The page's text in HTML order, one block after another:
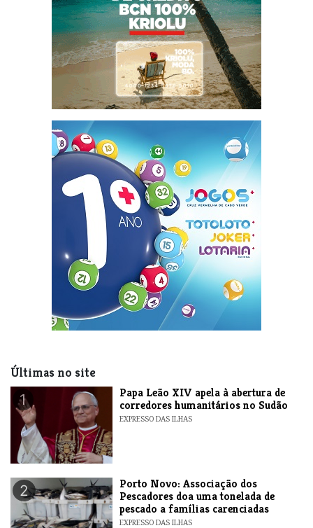
Últimas no site
1
​Papa Leão XIV apela à abertura de
corredores humanitários no Sudão
EXPRESSO DAS ILHAS
2
​Porto Novo: Associação dos
Pescadores doa uma tonelada de
pescado a famílias carenciadas
EXPRESSO DAS ILHAS